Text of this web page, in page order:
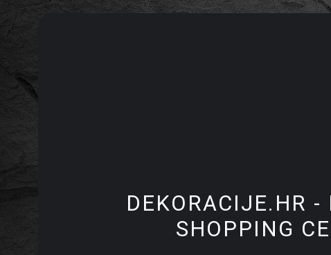
DEKORACIJE.HR -
SHOPPING